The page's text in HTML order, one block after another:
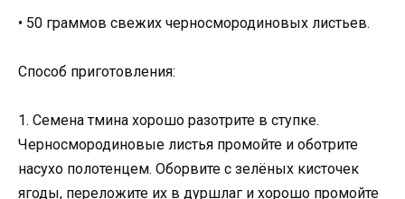
• 50 граммов свежих черносмородиновых листьев.
Способ приготовления:
1. Семена тмина хорошо разотрите в ступке.
Черносмородиновые листья промойте и оботрите
насухо полотенцем. Оборвите с зелёных кисточек
ягоды, переложите их в дуршлаг и хорошо промойте